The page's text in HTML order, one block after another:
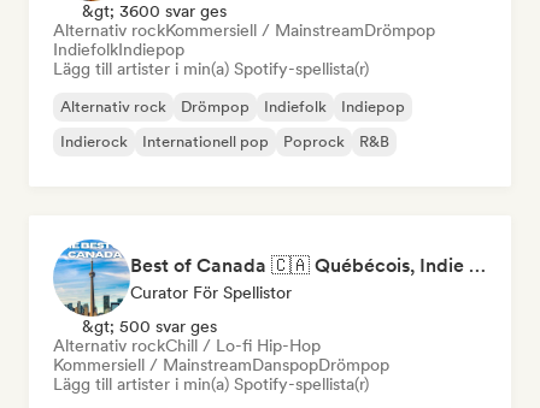
&gt; 3600 svar ges
Alternativ rockKommersiell / MainstreamDrömpop
IndiefolkIndiepop
Lägg till artister i min(a) Spotify-spellista(r)
Alternativ rock Drömpop Indiefolk
Indiepop
Indierock
Internationell pop Poprock R&B
Best of Canada 🇨🇦 Québécois, Indie Pop & Homegrown Anthems
Curator För Spellistor
&gt; 500 svar ges
Alternativ rockChill / Lo-fi Hip-Hop
Kommersiell / MainstreamDanspopDrömpop
Lägg till artister i min(a) Spotify-spellista(r)